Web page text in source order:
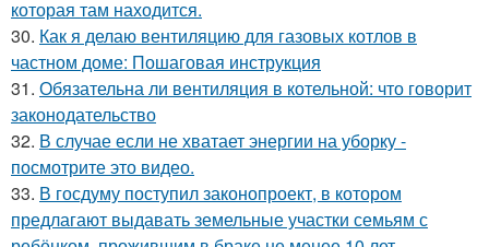
которая там находится.
30. Как я делаю вентиляцию для газовых котлов в
частном доме: Пошаговая инструкция
31. Обязательна ли вентиляция в котельной: что говорит
законодательство
32. В случае если не хватает энергии на уборку -
посмотрите это видео.
33. В госдуму поступил законопроект, в котором
предлагают выдавать земельные участки семьям с